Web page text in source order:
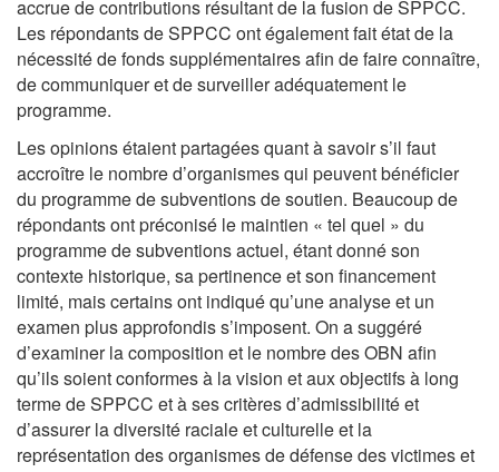
accrue de contributions résultant de la fusion de SPPCC.
Les répondants de SPPCC ont également fait état de la
nécessité de fonds supplémentaires afin de faire connaître,
de communiquer et de surveiller adéquatement le
programme.
Les opinions étaient partagées quant à savoir s’il faut
accroître le nombre d’organismes qui peuvent bénéficier
du programme de subventions de soutien. Beaucoup de
répondants ont préconisé le maintien « tel quel » du
programme de subventions actuel, étant donné son
contexte historique, sa pertinence et son financement
limité, mais certains ont indiqué qu’une analyse et un
examen plus approfondis s’imposent. On a suggéré
d’examiner la composition et le nombre des OBN afin
qu’ils soient conformes à la vision et aux objectifs à long
terme de SPPCC et à ses critères d’admissibilité et
d’assurer la diversité raciale et culturelle et la
représentation des organismes de défense des victimes et